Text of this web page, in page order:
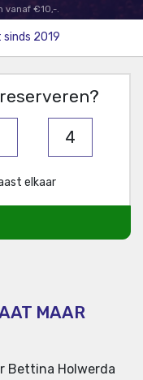
vanaf €10,-.
2019
4
elkaar
MAAR
Bettina Holwerda